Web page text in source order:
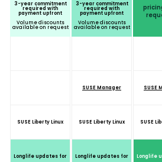
3-year commitment
required with
payment upfront
Volume discounts
available on request
3-year commitment
required with
payment upfront
Volume discounts
available on request
SUSE Manager SUSE
SUSE Liberty Linux SUSE Liberty Linux SUSE
Longlife updates for Longlife updates for Longlife